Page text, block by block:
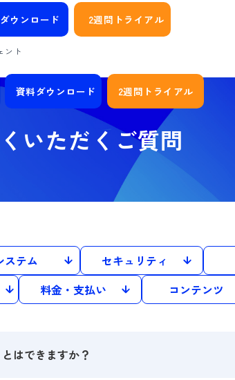
ント
資料ダウンロード 2週間トライアル
ウンロード 2週間トライアル
いただくご質問
ステム セキュリティ
料金・支払い コンテンツ
はできますか？